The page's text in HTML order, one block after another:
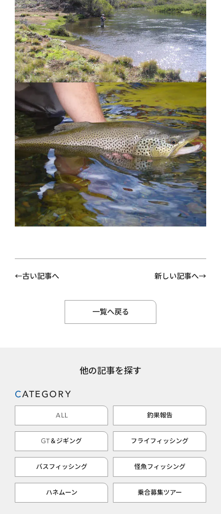
古い記事へ 新しい記事へ
一覧へ戻る
他の記事を探す
CATEGORY
ALL 釣果報告
GT＆ジギング フライフィッシング
バスフィッシング 怪魚フィッシング
ハネムーン 乗合募集ツアー